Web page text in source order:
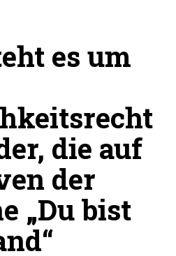
es um
die auf
der
„Du bist